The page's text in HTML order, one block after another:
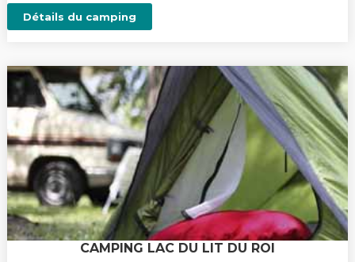
Détails du camping
CAMPING LAC DU LIT DU ROI